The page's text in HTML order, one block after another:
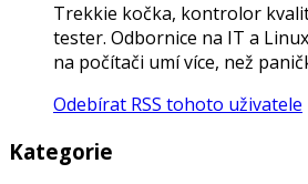
Trekkie kočka, kontrolor
tester. Odbornice na IT a
na počítači umí více, než
Odebírat RSS tohoto uživatele
Kategorie